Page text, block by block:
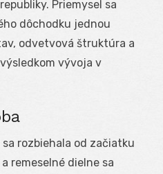
Priemysel sa
dôchodku jednou
odvetvová štruktúra a
vývoja v
rozbiehala od začiatku
remeselné dielne sa